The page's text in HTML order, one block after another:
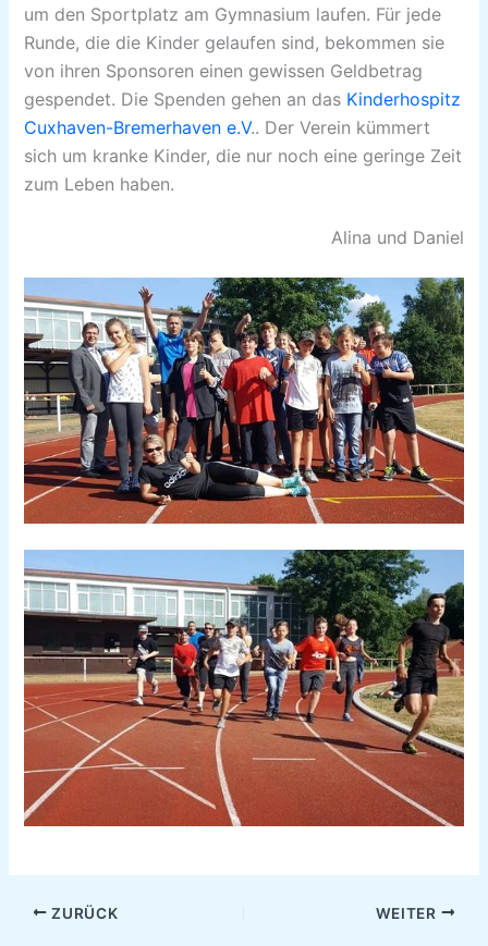
um den Sportplatz am Gymnasium laufen. Für jede
Runde, die die Kinder gelaufen sind, bekommen sie
von ihren Sponsoren einen gewissen Geldbetrag
gespendet. Die Spenden gehen an das Kinderhospitz
Cuxhaven-Bremerhaven e.V.. Der Verein kümmert
sich um kranke Kinder, die nur noch eine geringe Zeit
zum Leben haben.
Alina und Daniel
ZURÜCK WEITER